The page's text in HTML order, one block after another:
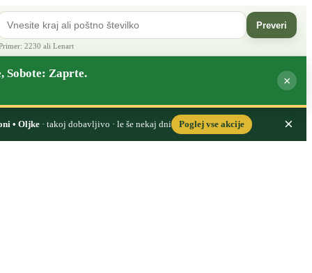
Preveri
2230 ali Lenart
Sobote: Zaprte.
×
• Oljke· takoj dobavljivo · le še nekaj dni Poglej vse akcije ×